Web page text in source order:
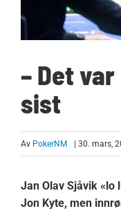
– Det
sist
Av PokerNM | 30. mars,
Jan Olav Sjåvik «lo
Jon Kyte, men